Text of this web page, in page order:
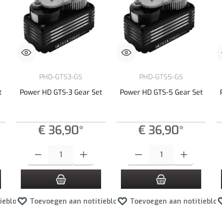
PHD-GTS3-GS
Power HD GTS-3 Gear Set
€ 36,90*
Toevoegen aan notitieblok
PHD-GTS5-GS
Power HD GTS-5 Gear Set
€ 36,90*
Toevoegen aan notitieblok